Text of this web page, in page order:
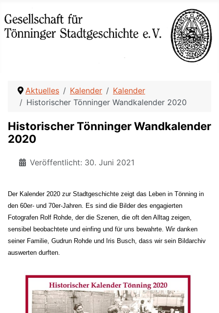
Aktuelles Kalender
Kalender
Historischer Tönninger Wandkalender 2020
Historischer Tönninger Wandkalender
2020
Veröffentlicht: 30. Juni 2021
Der Kalender 2020 zur Stadtgeschichte zeigt das Leben in Tönning in
den 60er- und 70er-Jahren. Es sind die Bilder des engagierten
Fotografen Rolf Rohde, der die Szenen, die oft den Alltag zeigen,
sensibel beobachtete und einfing und für uns bewahrte. Wir danken
seiner Familie, Gudrun Rohde und Iris Busch, dass wir sein Bildarchiv
auswerten durften.